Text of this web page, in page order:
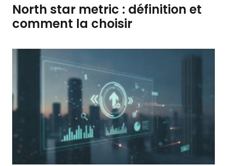
North star metric : définition et
comment la choisir